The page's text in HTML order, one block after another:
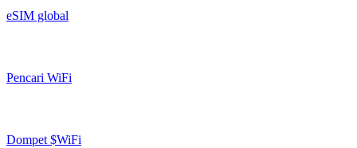
eSIM global
Pencari WiFi
Dompet $WiFi